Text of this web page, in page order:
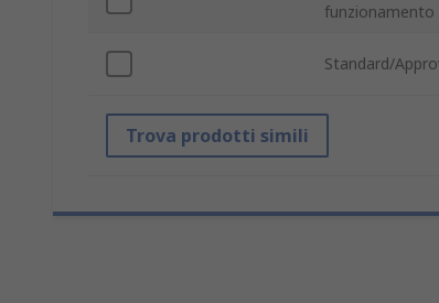
funzionamento
Standard/
Trova prodotti simili